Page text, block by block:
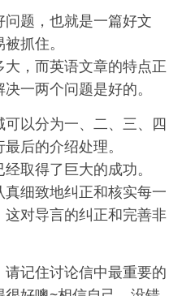
题，也就是一篇好文
抓住。
，而英语文章的特点正
一两个问题是好的。
以分为一、二、三、四
后的介绍处理。
取得了巨大的成功。
细致地纠正和核实每一
对导言的纠正和完善非
记住讨论信中最重要的